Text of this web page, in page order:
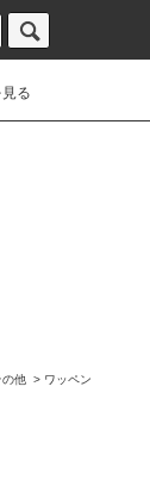
る
の他 > ワッペン